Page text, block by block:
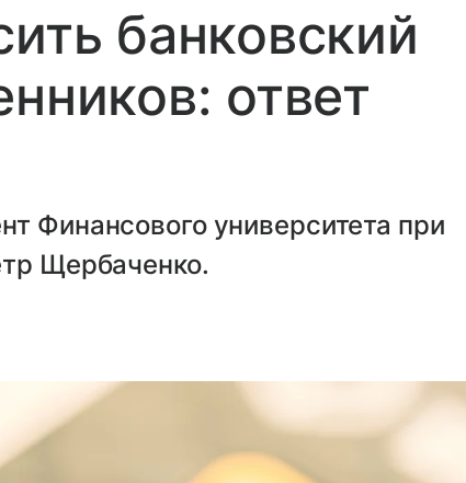
банковский
ответ
Финансового университета при
Щербаченко.